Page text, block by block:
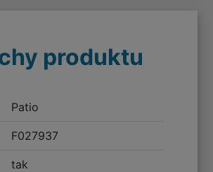
produktu
Patio
F027937
tak